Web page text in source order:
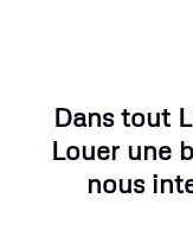
Dans tout
Louer une
nous